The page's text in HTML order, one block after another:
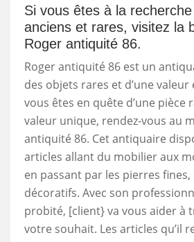
Si vous êtes à la recherche
anciens et rares, visitez la
Roger antiquité 86.
Roger antiquité 86 est un
des objets rares et d’une valeur
vous êtes en quête d’une pièce
valeur unique, rendez-vous au
antiquité 86. Cet antiquaire
articles allant du mobilier aux
en passant par les pierres fines,
décoratifs. Avec son
probité, [client} va vous aider à
votre souhait. Les articles qu’il